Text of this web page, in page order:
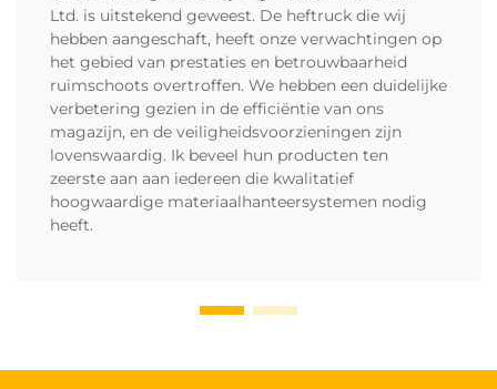
Ltd. is uitstekend geweest. De heftruck die wij
hebben aangeschaft, heeft onze verwachtingen op
het gebied van prestaties en betrouwbaarheid
ruimschoots overtroffen. We hebben een duidelijke
verbetering gezien in de efficiëntie van ons
magazijn, en de veiligheidsvoorzieningen zijn
lovenswaardig. Ik beveel hun producten ten
zeerste aan aan iedereen die kwalitatief
hoogwaardige materiaalhanteersystemen nodig
heeft.